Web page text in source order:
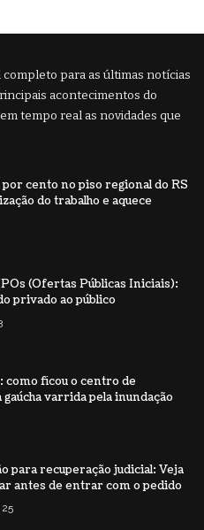
para as últimas notícias
acontecimentos do
tempo real as novidades que
cento no piso regional do RS
do trabalho e aquece
(Ofertas Públicas Iniciais):
privado ao público
como ficou o centro de
varrida pela inundação
para recuperação judicial: Veja
antes de entrar com o pedido